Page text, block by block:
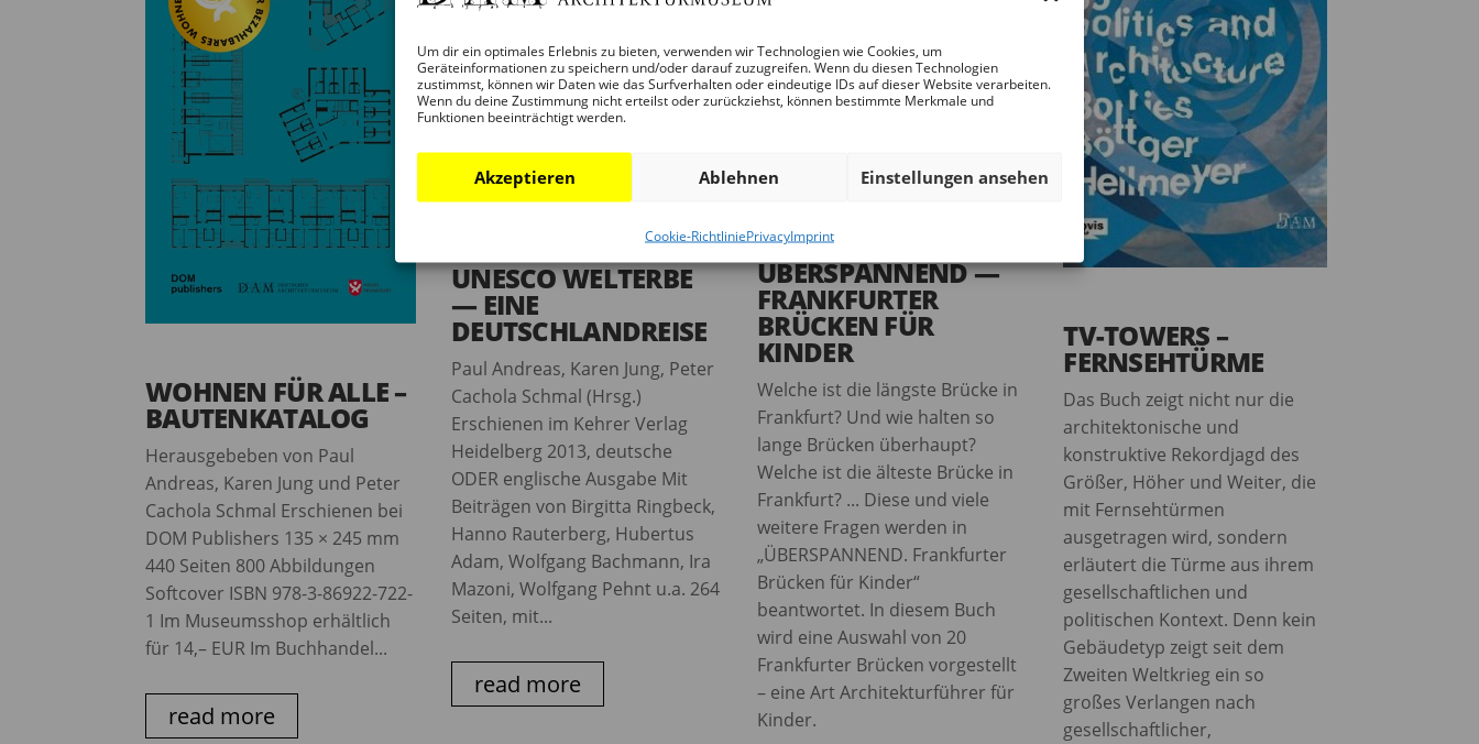
Um dir ein optimales Erlebnis zu bieten, verwenden wir Technologien wie Cookies, um
Geräteinformationen zu speichern und/oder darauf zuzugreifen. Wenn du diesen Technologien
zustimmst, können wir Daten wie das Surfverhalten oder eindeutige IDs auf dieser Website verarbeiten.
Wenn du deine Zustimmung nicht erteilst oder zurückziehst, können bestimmte Merkmale und
Funktionen beeinträchtigt werden.
Akzeptieren Ablehnen Einstellungen ansehen
Cookie-RichtliniePrivacyImprint
WOHNEN FÜR ALLE –
BAUTENKATALOG
Herausgebeben von Paul
Andreas, Karen Jung und Peter
Cachola Schmal Erschienen bei
DOM Publishers 135 × 245 mm
440 Seiten 800 Abbildungen
Softcover ISBN 978-3-86922-722-
1 Im Museumsshop erhältlich
für 14,– EUR Im Buchhandel...
read more
UNESCO WELTERBE
— EINE
DEUTSCHLANDREISE
Paul Andreas, Karen Jung, Peter
Cachola Schmal (Hrsg.)
Erschienen im Kehrer Verlag
Heidelberg 2013, deutsche
ODER englische Ausgabe Mit
Beiträgen von Birgitta Ringbeck,
Hanno Rauterberg, Hubertus
Adam, Wolfgang Bachmann, Ira
Mazoni, Wolfgang Pehnt u.a. 264
Seiten, mit...
read more
ÜBERSPANNEND —
FRANKFURTER
BRÜCKEN FÜR
KINDER
Welche ist die längste Brücke in
Frankfurt? Und wie halten so
lange Brücken überhaupt?
Welche ist die älteste Brücke in
Frankfurt? ... Diese und viele
weitere Fragen werden in
„ÜBERSPANNEND. Frankfurter
Brücken für Kinder“
beantwortet. In diesem Buch
wird eine Auswahl von 20
Frankfurter Brücken vorgestellt
– eine Art Architekturführer für
Kinder.
TV-TOWERS –
FERNSEHTÜRME
Das Buch zeigt nicht nur die
architektonische und
konstruktive Rekordjagd des
Größer, Höher und Weiter, die
mit Fernsehtürmen
ausgetragen wird, sondern
erläutert die Türme aus ihrem
gesellschaftlichen und
politischen Kontext. Denn kein
Gebäudetyp zeigt seit dem
Zweiten Weltkrieg ein so
großes Verlangen nach
gesellschaftlicher,